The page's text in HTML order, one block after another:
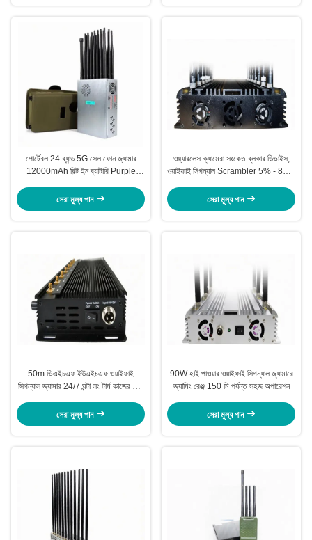
পোর্টেবল 24 ব্যান্ড 5G সেল ফোন জ্যামার
12000mAh বিল্ট ইন ব্যাটারি Purple
সেরা মূল্য পান
ওয়্যারলেস ক্যামেরা সংকেত ব্লকার ডিভাইস,
ওয়াইফাই সিগন্যাল Scrambler 5% - 80%
সেরা মূল্য পান
50m ভিএইচএফ ইউএইচএফ ওয়াইফাই
সিগন্যাল জ্যামার 24/7 ঘন্টা লং টার্ম কাজের জন্য
সেরা মূল্য পান
90W হাই পাওয়ার ওয়াইফাই সিগন্যাল জ্যামারে
জ্যামিং রেঞ্জ 150 মি পর্যন্ত সহজ অপারেশন
সেরা মূল্য পান